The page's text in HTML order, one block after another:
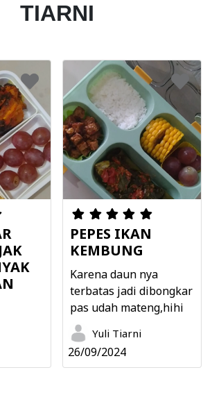
TIARNI
PEPES IKAN
KEMBUNG
Karena daun nya
terbatas jadi dibongkar
pas udah mateng,hihi
Yuli Tiarni
26/09/2024